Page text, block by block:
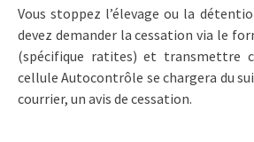
Vous stoppez l’élevage ou la
devez demander la cessation via le
(spécifique ratites) et transmettre
cellule Autocontrôle se chargera du
courrier, un avis de cessation.